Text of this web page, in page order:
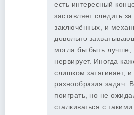
есть интересный
заставляет следить
заключённых, и
довольно
могла бы быть лучше,
нервирует. Иногда
слишком затягивает, и
разнообразия задач.
поиграть, но не
сталкиваться с